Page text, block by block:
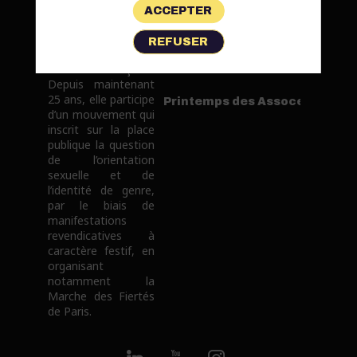
qui organisa en
1977 la première
Depuis maintenant
25 ans, elle participe
d’un mouvement qui
inscrit sur la place
publique la question
de l’orientation
sexuelle et de
l’identité de genre,
par le biais de
manifestations
revendicatives à
caractère festif, en
organisant
notamment la
Marche des Fiertés
de Paris.
Printemps des Assoces
ACCEPTER
REFUSER